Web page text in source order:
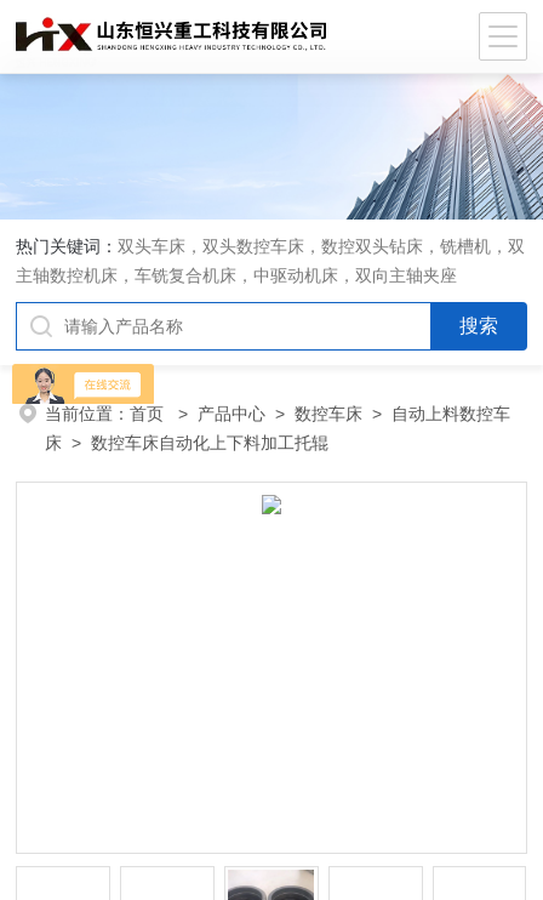
热门关键词：双头车床，双头数控车床，数控双头钻床，铣槽机，双
主轴数控机床，车铣复合机床，中驱动机床，双向主轴夹座
当前位置：首页 > 产品中心 >数控车床 > 自动上料数控车
床 > 数控车床自动化上下料加工托辊